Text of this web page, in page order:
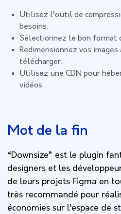
Utilisez l’outil de
besoins.
Sélectionnez le bon format
Redimensionnez vos
télécharger.
Utilisez une CDN pour
vidéos.
Mot de la fin
“Downsize” est le plugin
designers et les
de leurs projets Figma en
très recommandé pour
économies sur l’espace de